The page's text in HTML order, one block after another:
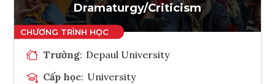
Dramaturgy/Criticism
Trường: Depaul University
Cấp học: University